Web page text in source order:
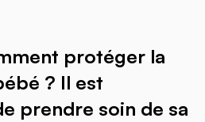
protéger la
? Il est
prendre soin de sa